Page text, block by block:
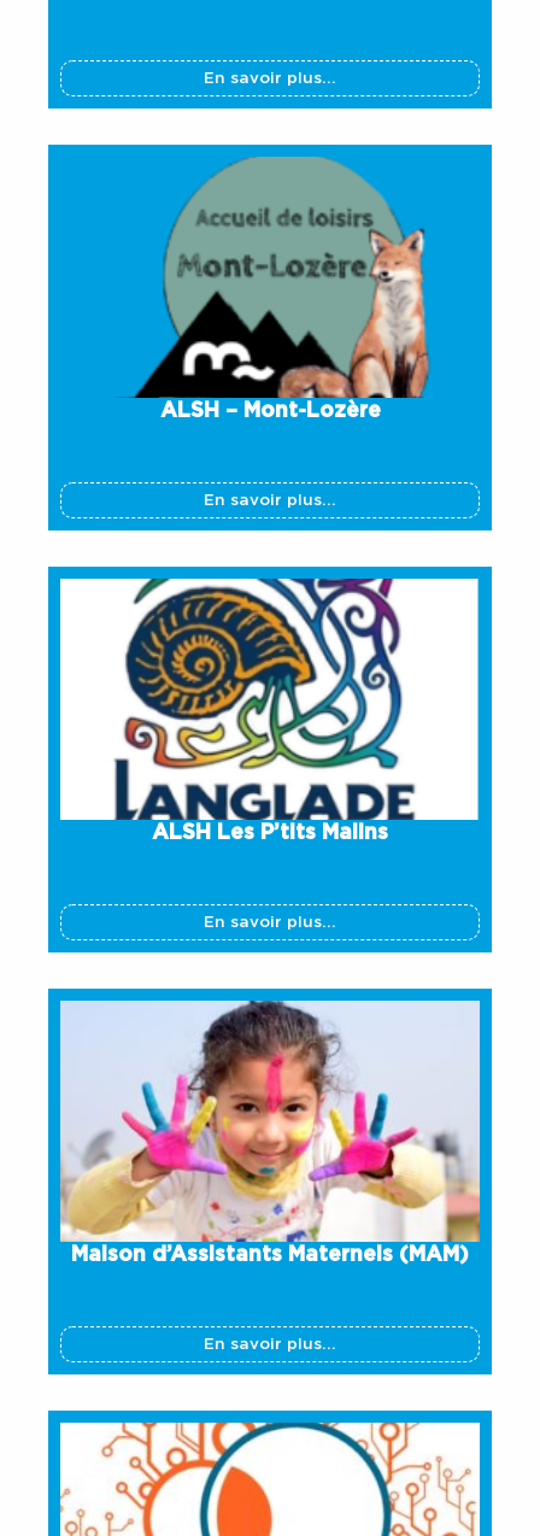
En savoir plus...
ALSH – Mont-Lozère
En savoir plus...
ALSH Les P’tits Malins
En savoir plus...
Maison d’Assistants Maternels (MAM)
En savoir plus...